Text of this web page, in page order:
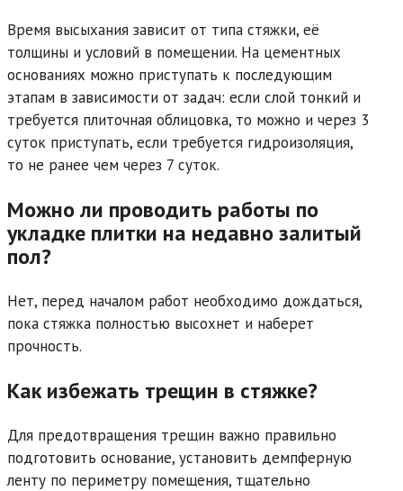
Время высыхания зависит от типа стяжки, её
толщины и условий в помещении. На цементных
основаниях можно приступать к последующим
этапам в зависимости от задач: если слой тонкий и
требуется плиточная облицовка, то можно и через 3
суток приступать, если требуется гидроизоляция,
то не ранее чем через 7 суток.
Можно ли проводить работы по
укладке плитки на недавно залитый
пол?
Нет, перед началом работ необходимо дождаться,
пока стяжка полностью высохнет и наберет
прочность.
Как избежать трещин в стяжке?
Для предотвращения трещин важно правильно
подготовить основание, установить демпферную
ленту по периметру помещения, тщательно